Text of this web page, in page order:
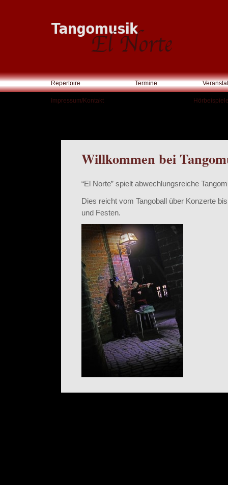
Repertoire Termine
Impressum/Kontakt
Willkommen bei
“El Norte” spielt abwechlungsreiche
Dies reicht vom Tangoball über Konzerte
und Festen.